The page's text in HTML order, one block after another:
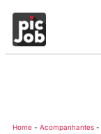
Home - Acompanhantes -